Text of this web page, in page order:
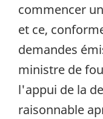
commencer
et ce,
demandes
ministre de
l'appui de la
raisonnable